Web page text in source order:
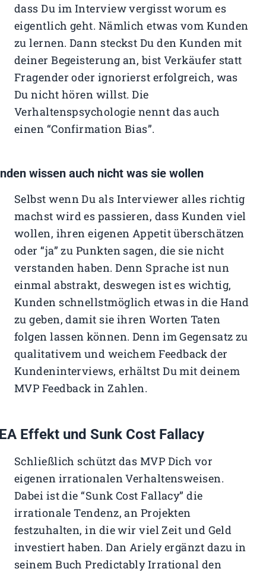
dass Du im Interview vergisst worum es
eigentlich geht. Nämlich etwas vom Kunden
zu lernen. Dann steckst Du den Kunden mit
deiner Begeisterung an, bist Verkäufer statt
Fragender oder ignorierst erfolgreich, was
Du nicht hören willst. Die
Verhaltenspsychologie nennt das auch
einen “Confirmation Bias”.
wissen auch nicht was sie wollen
Selbst wenn Du als Interviewer alles richtig
machst wird es passieren, dass Kunden viel
wollen, ihren eigenen Appetit überschätzen
oder “ja” zu Punkten sagen, die sie nicht
verstanden haben. Denn Sprache ist nun
einmal abstrakt, deswegen ist es wichtig,
Kunden schnellstmöglich etwas in die Hand
zu geben, damit sie ihren Worten Taten
folgen lassen können. Denn im Gegensatz zu
qualitativem und weichem Feedback der
Kundeninterviews, erhältst Du mit deinem
MVP Feedback in Zahlen.
Effekt und Sunk Cost Fallacy
Schließlich schützt das MVP Dich vor
eigenen irrationalen Verhaltensweisen.
Dabei ist die “Sunk Cost Fallacy” die
irrationale Tendenz, an Projekten
festzuhalten, in die wir viel Zeit und Geld
investiert haben. Dan Ariely ergänzt dazu in
seinem Buch Predictably Irrational den